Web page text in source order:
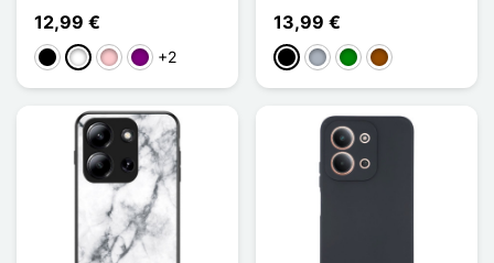
12,99 €
NegroBlancoRosaPúrpura
+2
13,99 €
NegroGris VerdeMarrón